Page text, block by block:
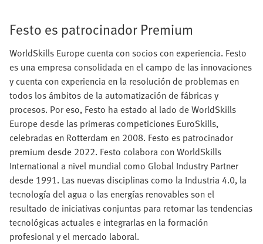
Festo es patrocinador Premium
WorldSkills Europe cuenta con socios con experiencia. Festo
es una empresa consolidada en el campo de las innovaciones
y cuenta con experiencia en la resolución de problemas en
todos los ámbitos de la automatización de fábricas y
procesos. Por eso, Festo ha estado al lado de WorldSkills
Europe desde las primeras competiciones EuroSkills,
celebradas en Rotterdam en 2008. Festo es patrocinador
premium desde 2022. Festo colabora con WorldSkills
International a nivel mundial como Global Industry Partner
desde 1991. Las nuevas disciplinas como la Industria 4.0, la
tecnología del agua o las energías renovables son el
resultado de iniciativas conjuntas para retomar las tendencias
tecnológicas actuales e integrarlas en la formación
profesional y el mercado laboral.